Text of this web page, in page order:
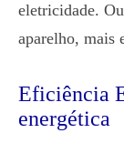
eletricidade.
aparelho, mais
Eficiência
energética